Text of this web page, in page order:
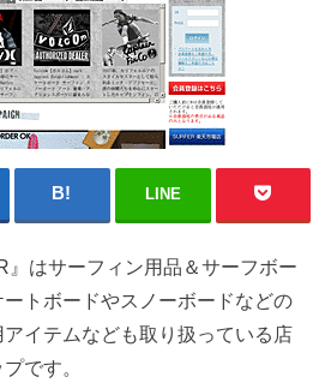
LINE
』はサーフィン用品＆サーフボー
ートボードやスノーボードなどの
イテムなども取り扱っている店
です。